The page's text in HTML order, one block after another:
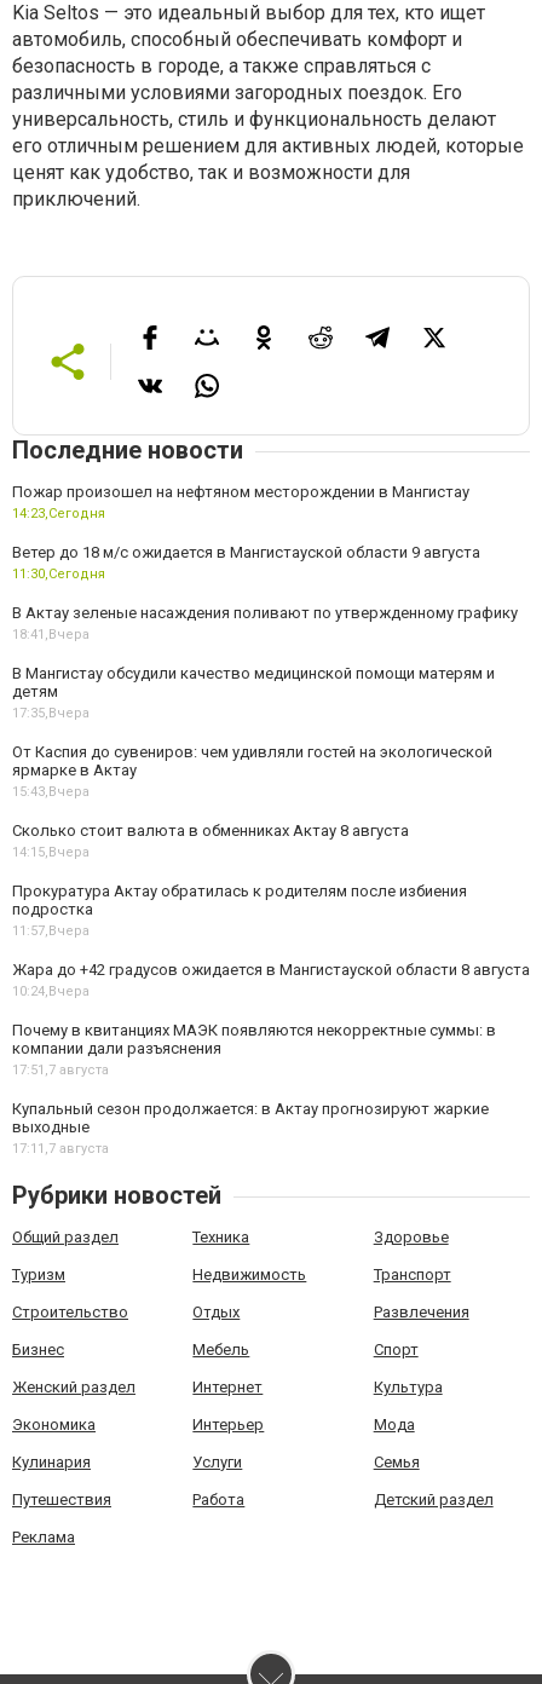
Kia Seltos — это идеальный выбор для тех, кто ищет
автомобиль, способный обеспечивать комфорт и
безопасность в городе, а также справляться с
различными условиями загородных поездок. Его
универсальность, стиль и функциональность делают
его отличным решением для активных людей, которые
ценят как удобство, так и возможности для
приключений.
Последние новости
Пожар произошел на нефтяном месторождении в Мангистау
14:23,Сегодня
Ветер до 18 м/с ожидается в Мангистауской области 9 августа
11:30,Сегодня
В Актау зеленые насаждения поливают по утвержденному графику
18:41,Вчера
В Мангистау обсудили качество медицинской помощи матерям и
детям
17:35,Вчера
От Каспия до сувениров: чем удивляли гостей на экологической
ярмарке в Актау
15:43,Вчера
Сколько стоит валюта в обменниках Актау 8 августа
14:15,Вчера
Прокуратура Актау обратилась к родителям после избиения
подростка
11:57,Вчера
Жара до +42 градусов ожидается в Мангистауской области 8 августа
10:24,Вчера
Почему в квитанциях МАЭК появляются некорректные суммы: в
компании дали разъяснения
17:51,7 августа
Купальный сезон продолжается: в Актау прогнозируют жаркие
выходные
17:11,7 августа
Рубрики новостей
Общий раздел Техника Здоровье
Туризм Недвижимость Транспорт
Строительство Отдых Развлечения
Бизнес Мебель Спорт
Женский раздел Интернет Культура
Экономика Интерьер Мода
Кулинария Услуги Семья
Путешествия Работа Детский раздел
Реклама